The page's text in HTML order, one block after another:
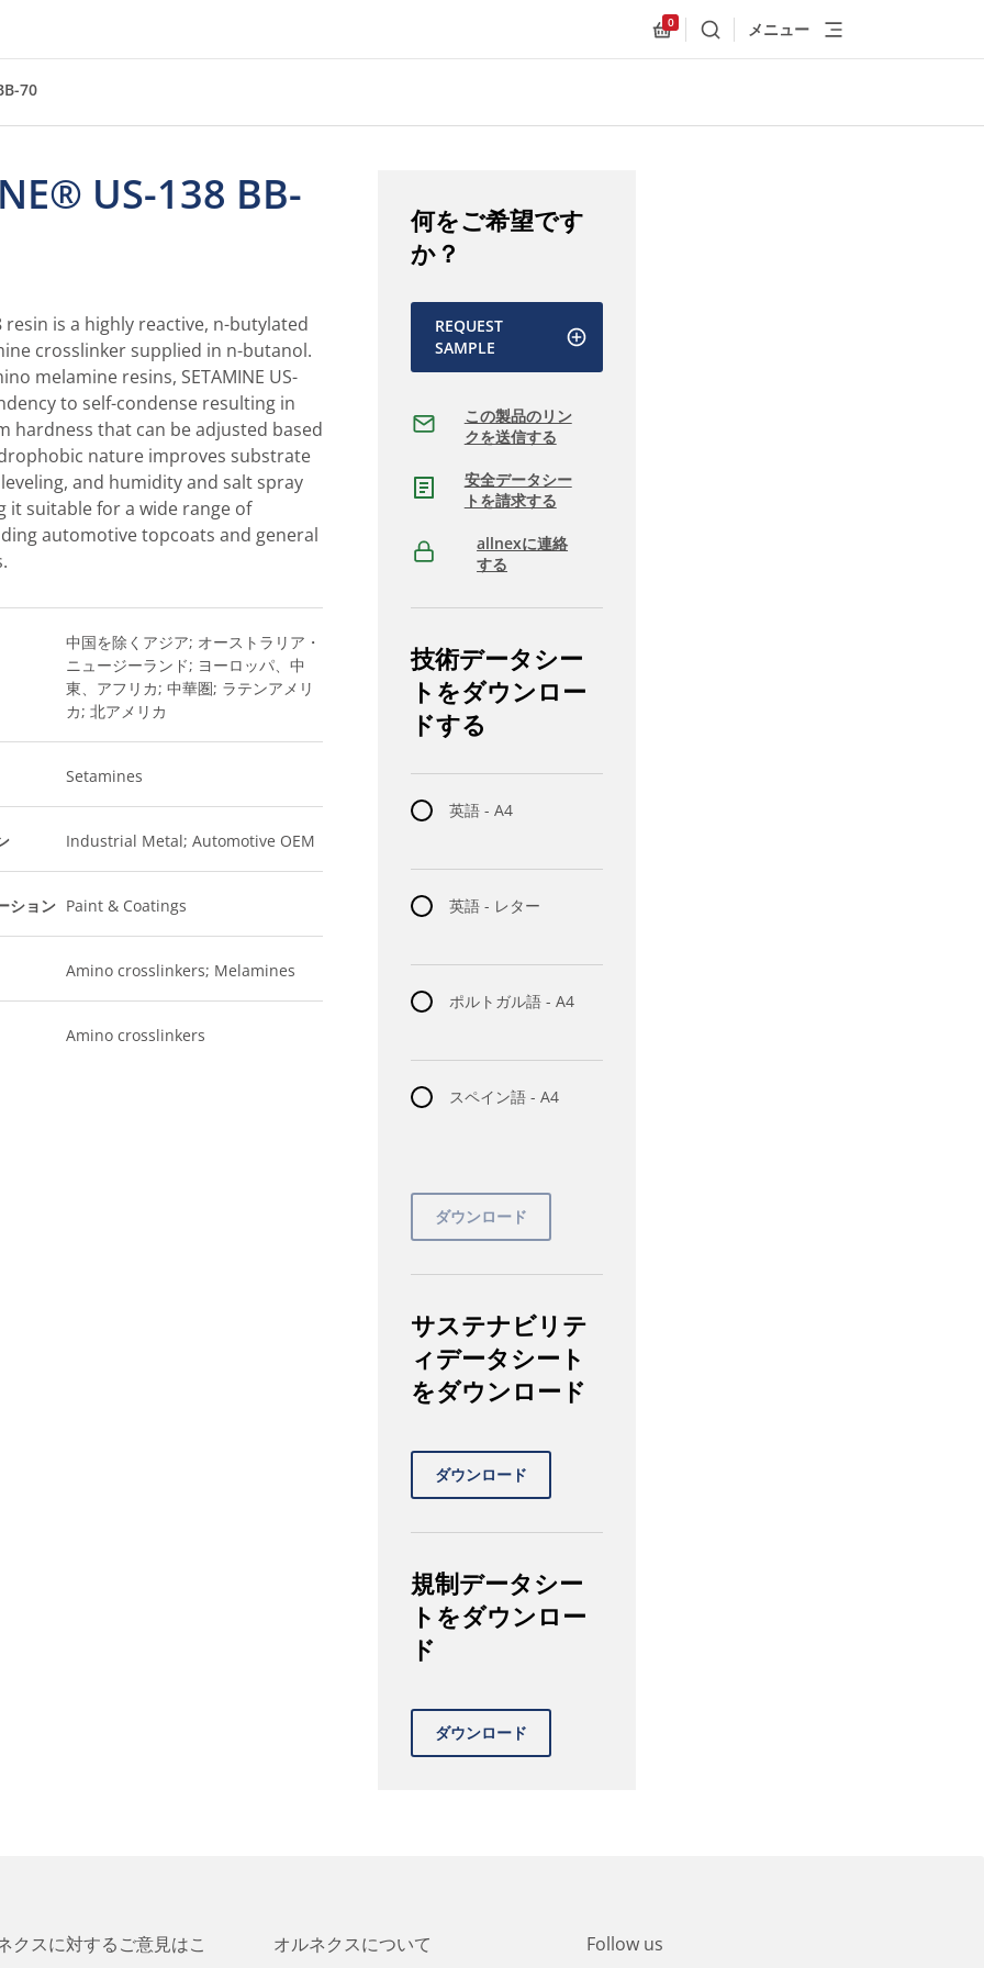
Allnex.GeneralResources.Cart
0
検索 メニュー
70
US-138 BB-
resin is a highly reactive, n-butylated
crosslinker supplied in n-butanol.
melamine resins, SETAMINE US-
to self-condense resulting in
hardness that can be adjusted based
nature improves substrate
and humidity and salt spray
it suitable for a wide range of
automotive topcoats and general
中国を除くアジア; オーストラリア・
ニュージーランド; ヨーロッパ、中
東、アフリカ; 中華圏; ラテンアメリ
カ; 北アメリカ
Setamines
Industrial Metal; Automotive OEM
ション Paint & Coatings
Amino crosslinkers; Melamines
Amino crosslinkers
何をご希望です
か？
REQUEST
SAMPLE
この製品のリン
クを送信する
安全データシー
トを請求する
allnexに連絡
する
技術データシー
トをダウンロー
ドする
英語 - A4
英語 - レター
ポルトガル語 - A4
スペイン語 - A4
サステナビリテ
ィデータシート
をダウンロード
規制データシー
トをダウンロー
ド
クスに対するご意見はこ オルネクスについて Follow us